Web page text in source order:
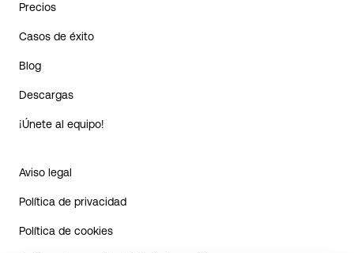
Precios
Casos de éxito
Blog
Descargas
¡Únete al equipo!
Aviso legal
Política de privacidad
Política de cookies